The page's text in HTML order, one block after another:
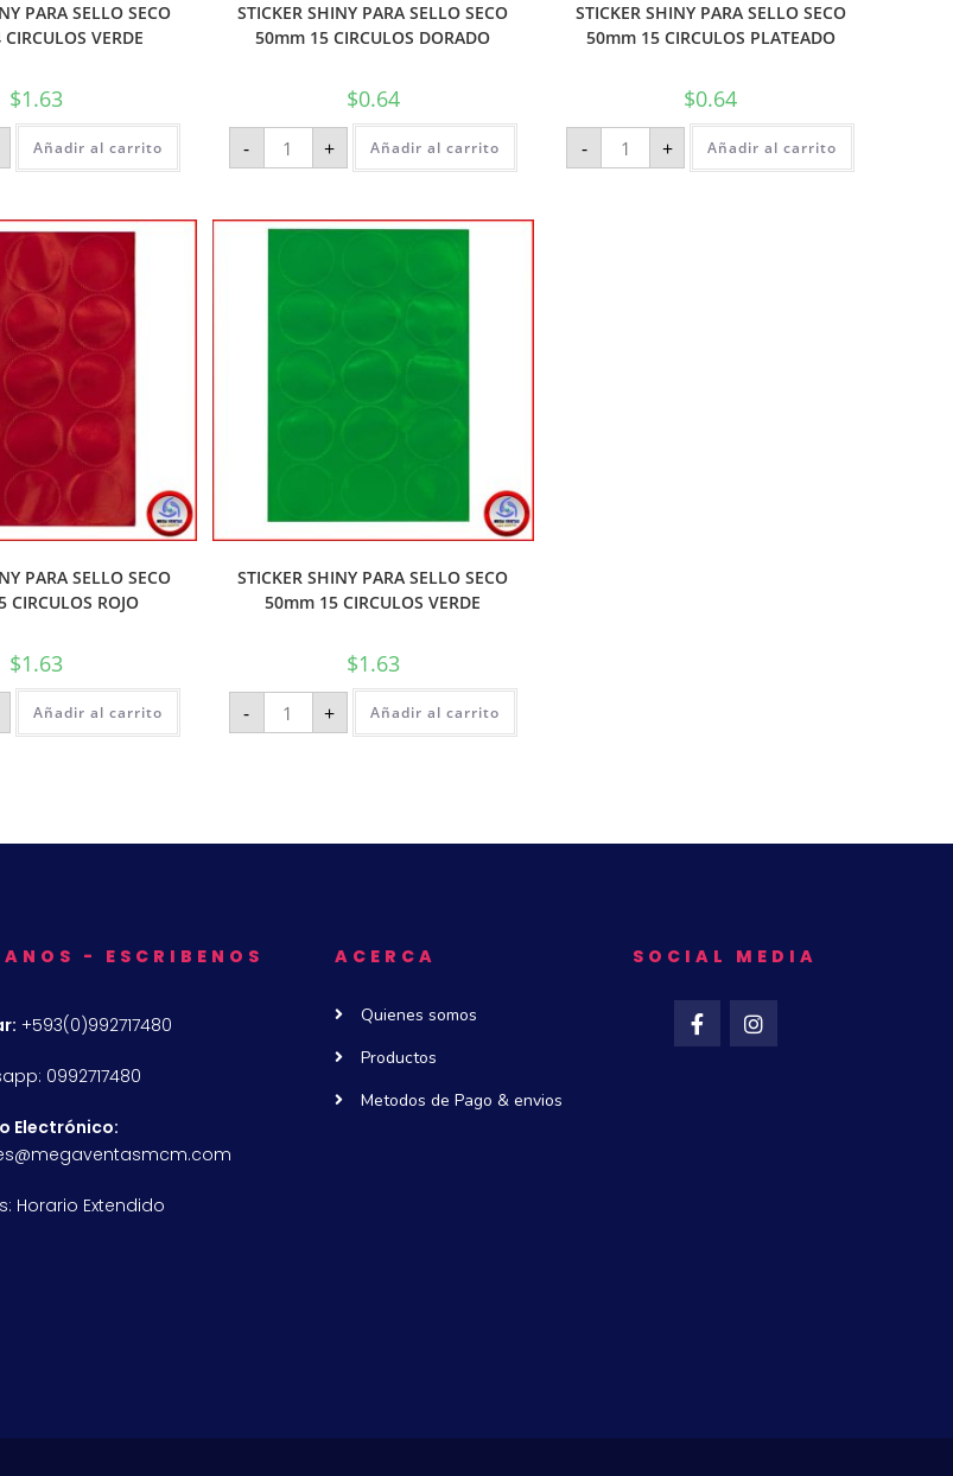
PARA SELLO SECO
VERDE
$1.63
Añadir al carrito
STICKER SHINY PARA SELLO SECO
50mm 15 CIRCULOS DORADO
$0.64
- + Añadir al carrito
STICKER SHINY PARA SELLO SECO
50mm 15 CIRCULOS PLATEADO
$0.64
- + Añadir al carrito
PARA SELLO SECO
CIRCULOS ROJO
$1.63
Añadir al carrito
STICKER SHINY PARA SELLO SECO
50mm 15 CIRCULOS VERDE
$1.63
- + Añadir al carrito
- ESCRIBENOS
+593(0)992717480
0992717480
Electrónico:
Horario Extendido
ACERCA
Quienes somos
Productos
Metodos de Pago & envios
SOCIAL MEDIA